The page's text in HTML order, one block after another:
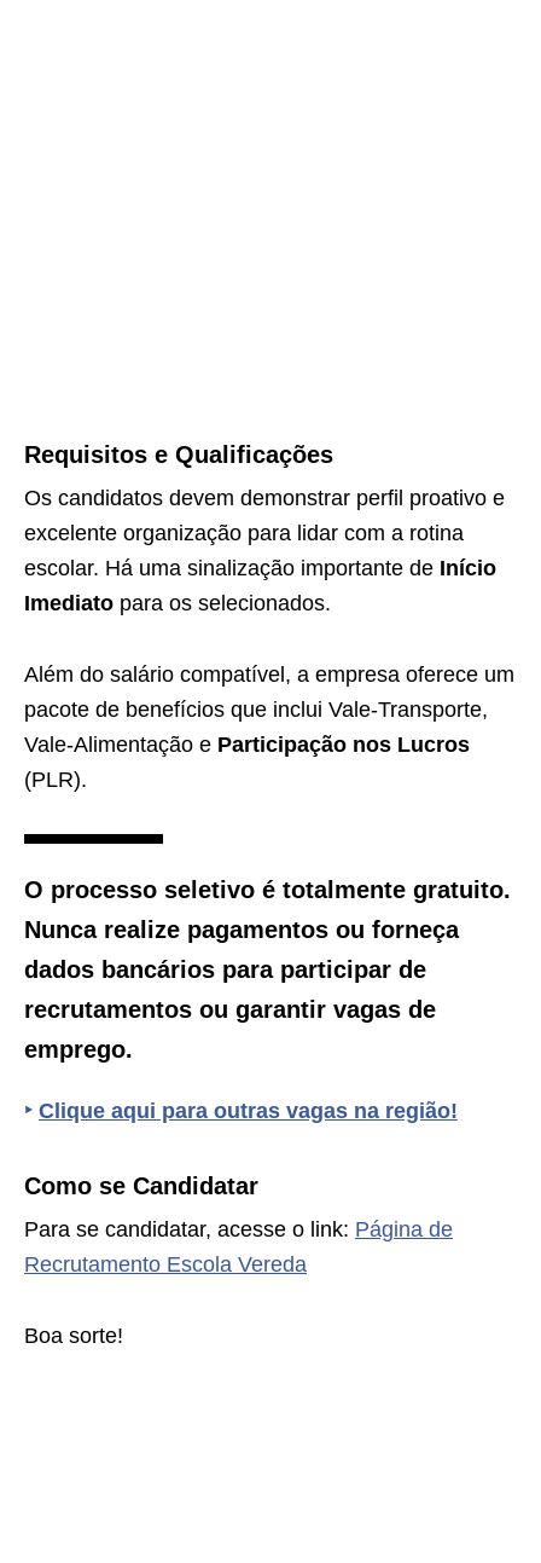
Requisitos e Qualificações
Os candidatos devem demonstrar perfil proativo e
excelente organização para lidar com a rotina
escolar. Há uma sinalização importante de Início
Imediato para os selecionados.
Além do salário compatível, a empresa oferece um
pacote de benefícios que inclui Vale-Transporte,
Vale-Alimentação e Participação nos Lucros
(PLR).
O processo seletivo é totalmente gratuito.
Nunca realize pagamentos ou forneça
dados bancários para participar de
recrutamentos ou garantir vagas de
emprego.
‣ Clique aqui para outras vagas na região!
Como se Candidatar
Para se candidatar, acesse o link: Página de
Recrutamento Escola Vereda
Boa sorte!